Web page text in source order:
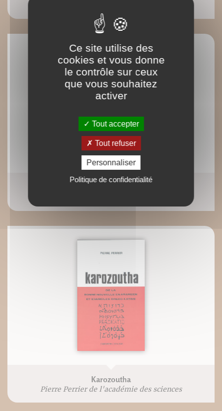
Karozoutha
Pierre Perrier de l'académie des sciences
Ce site utilise des
cookies et vous donne
le contrôle sur ceux
que vous souhaitez
activer
Tout accepter
Tout refuser
Personnaliser
Politique de confidentialité